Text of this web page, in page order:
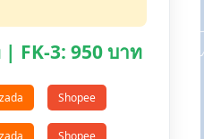
| FK-3: 950 บาท
Shopee
Shopee